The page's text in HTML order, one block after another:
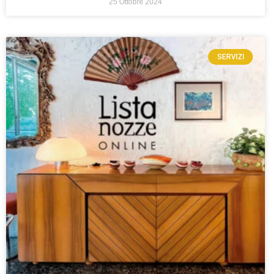
SERVIZI